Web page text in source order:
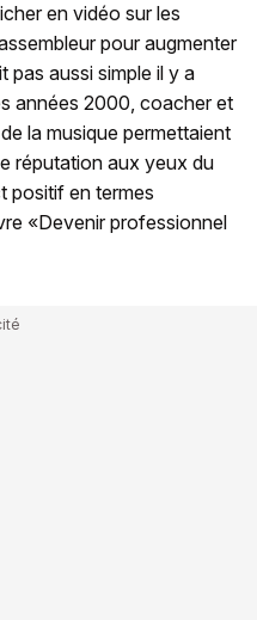
en vidéo sur les
pour augmenter
pas aussi simple il y a
années 2000, coacher et
la musique permettaient
réputation aux yeux du
positif en termes
«Devenir professionnel